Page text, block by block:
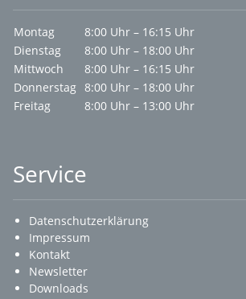
Montag
8:00 Uhr – 16:15 Uhr
Dienstag
8:00 Uhr – 18:00 Uhr
Mittwoch
8:00 Uhr – 16:15 Uhr
Donnerstag 8:00 Uhr – 18:00 Uhr
Freitag
8:00 Uhr – 13:00 Uhr
Service
Datenschutzerklärung
Impressum
Kontakt
Newsletter
Downloads